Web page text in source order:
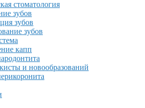
стоматология
зубов
зубов
зубов
капп
и новообразований